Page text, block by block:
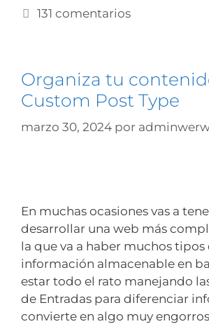
131 comentarios
Organiza tu
Custom Post Type
marzo 30, 2024 por
En muchas ocasiones vas a
desarrollar una web más
la que va a haber muchos tipos
información almacenable en
estar todo el rato manejando
de Entradas para diferenciar
convierte en algo muy